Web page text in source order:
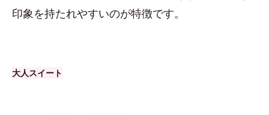
印象を持たれやすいのが特徴です。
大人スイート